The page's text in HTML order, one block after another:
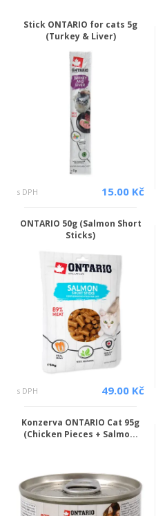
Stick ONTARIO for cats 5g
(Turkey & Liver)
s DPH 15.00 Kč
ONTARIO 50g (Salmon Short
Sticks)
s DPH 49.00 Kč
Konzerva ONTARIO Cat 95g
(Chicken Pieces + Salmo...